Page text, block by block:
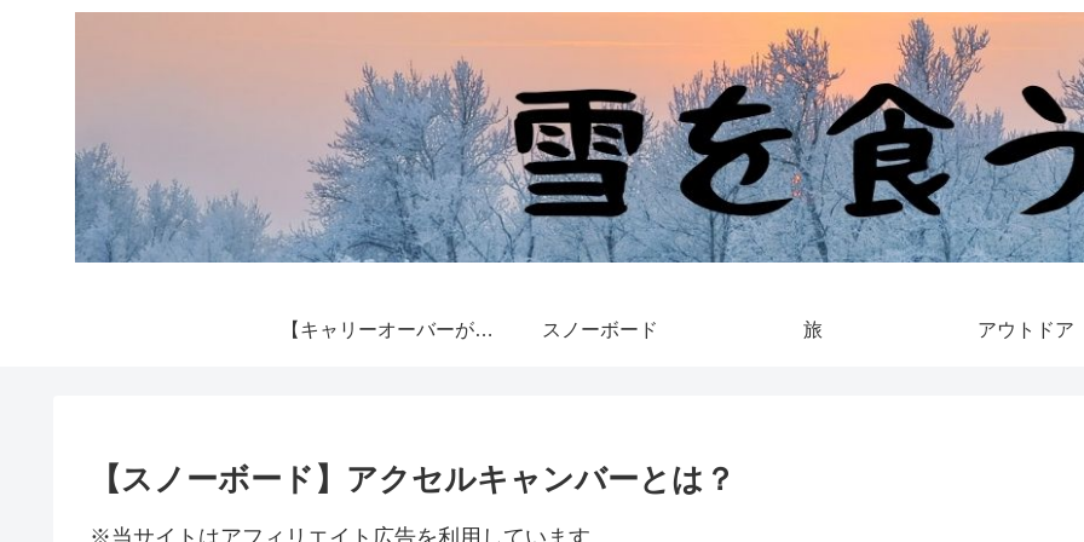
【キャリーオーバーがある斜面は？】残パウサーチ スノーボード 旅 アウトドア
【スノーボード】アクセルキャンバーとは？